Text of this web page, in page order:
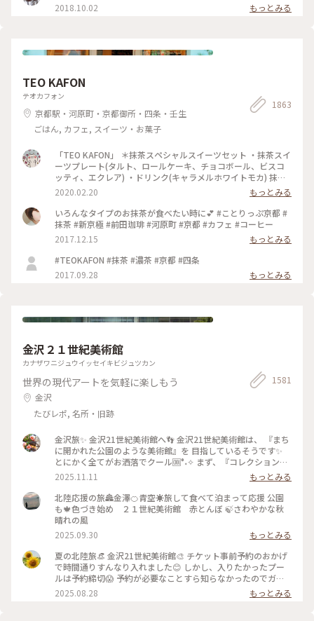
2018.10.02
もっとみる
TEO KAFON
テオカフォン
京都駅・河原町・京都御所・四条・壬生
ごはん, カフェ, スイーツ・お菓子
1863
「TEO KAFON」 ＊抹茶スペシャルスイーツセット ・抹茶スイ
ーツプレート(タルト、ロールケーキ、チョコボール、ビスコ
ッティ、エクレア) ・ドリンク(キャラメルホワイトモカ) 抹茶
三昧出来て大満足したそうです。 フォークを2本用意して頂い
たのですが、娘一人で完食でした。 #TEO KAFON#抹茶三昧#
プチことりっぷ京都#冬のおでかけ
2020.02.20
もっとみる
いろんなタイプのお抹茶が食べたい時に💕 #ことりっぷ京都 #
抹茶 #新京極 #前田珈琲 #河原町 #京都 #カフェ #コーヒー
2017.12.15
もっとみる
#TEOKAFON #抹茶 #濃茶 #京都 #四条
2017.09.28
もっとみる
金沢２１世紀美術館
カナザワニジュウイッセイキビジュツカン
世界の現代アートを気軽に楽しもう
金沢
たびレポ, 名所・旧跡
1581
金沢旅✨ 金沢21世紀美術館へ👣 金沢21世紀美術館は、 『まち
に開かれた公園のような美術館』を 目指しているそうです✨
とにかく全てがお洒落でクール🆒°˖✧ まず、『コレクション展
2 文字の可能性』を鑑賞。 現代アート作品における「文字」
の表現に 焦点を当てて、文字が持つ可能性を 絵画、版画、
書、陶芸、映像など 様々な形式の作品を通して探求していま
す。 文字に関して多角的な視点から見た作品の数々、 こうい
う見方もあるんだ！と とても興味深かったです✨ また、
『SIDE CORE Living road, Living space / 生きている道、生き
るための場所』も鑑賞。 これは、アートチームSIDE COREの
展覧会で、 「道」や「移動」をテーマに、 ストリートカルチ
ャーの視点から 「異なる場所をつなぐ表現」、 「生きるため
の場所」を 美術館の中に創出することを目指しているそう✨
様々な角度から道や移動を見ている作品、 一体感もあってと
っても面白かったです！ 一日中いても楽しめる とっても素敵
2025.11.11
もっとみる
北陸応援の旅🏯金澤🍊青空☀️旅して食べて泊まって応援 公園
も🍁色づき始め ２１世紀美術館 赤とんぼ 🍃さわやかな秋
晴れの風
2025.09.30
もっとみる
夏の北陸旅👒 金沢21世紀美術館🎨‎ チケット事前予約のおかげ
で時間通りすんなり入れました😊 しかし、入りたかったプー
ルは予約締切😱 予約が必要なことすら知らなかったのでガッ
カリ💧 そうですよね、人気の美術館ですものね… そして雨の
ため、屋外でプールを上から覗くのも中止になっていました💧
2025.08.28 もっとみる